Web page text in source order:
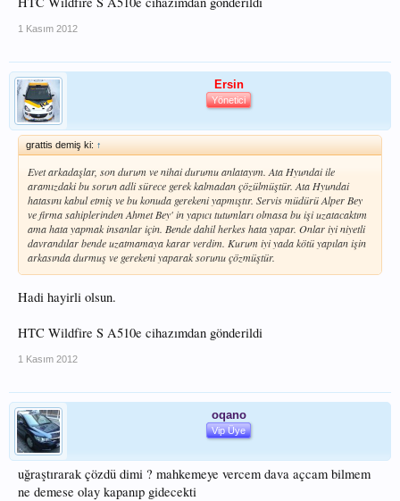
1 Kasım 2012
Ersin
Yönetici
grattis demiş ki: ↑
Evet arkadaşlar, son durum ve nihai durumu anlatayım. Ata Hyundai ile
aramızdaki bu sorun adli sürece gerek kalmadan çözülmüştür. Ata Hyundai
hatasını kabul etmiş ve bu konuda gerekeni yapmıştır. Servis müdürü Alper Bey
ve firma sahiplerinden Ahmet Bey' in yapıcı tutumları olmasa bu işi uzatacaktım
ama hata yapmak insanlar için. Bende dahil herkes hata yapar. Onlar iyi niyetli
davrandılar bende uzatmamaya karar verdim. Kurum iyi yada kötü yapılan işin
arkasında durmuş ve gerekeni yaparak sorunu çözmüştür.
Hadi hayirli olsun.
HTC Wildfire S A510e cihazımdan gönderildi
1 Kasım 2012
oqano
Vip Üye
uğraştırarak çözdü dimi ? mahkemeye vercem dava açcam bilmem
ne demese olay kapanıp gidecekti